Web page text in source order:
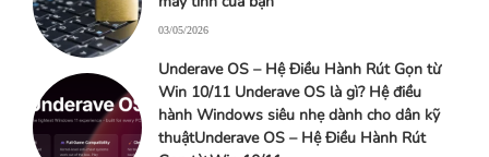
03/05/2026
Underave OS – Hệ Điều Hành Rút Gọn từ
Win 10/11 Underave OS là gì? Hệ điều
hành Windows siêu nhẹ dành cho dân kỹ
thuậtUnderave OS – Hệ Điều Hành Rút